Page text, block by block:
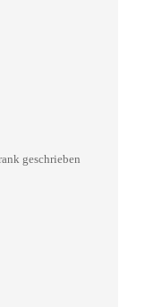
geschrieben